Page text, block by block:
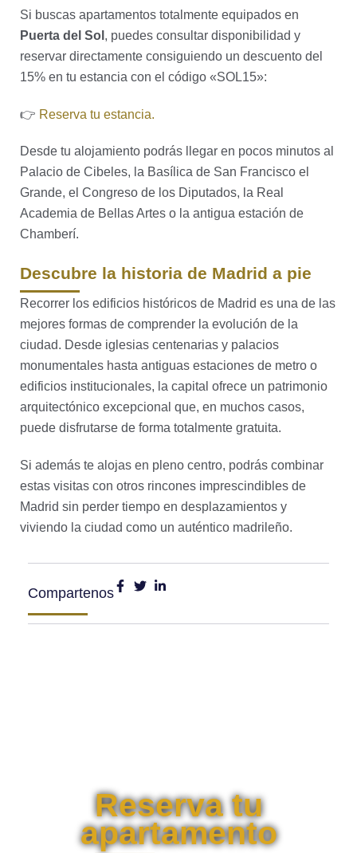
Si buscas apartamentos totalmente equipados en
Puerta del Sol , puedes consultar disponibilidad y
reservar directamente consiguiendo un descuento del
15% en tu estancia con el código «SOL15»:
👉 Reserva tu estancia.
Desde tu alojamiento podrás llegar en pocos minutos al
Palacio de Cibeles, la Basílica de San Francisco el
Grande, el Congreso de los Diputados, la Real
Academia de Bellas Artes o la antigua estación de
Chamberí.
Descubre la historia de Madrid a pie
Recorrer los edificios históricos de Madrid es una de las
mejores formas de comprender la evolución de la
ciudad. Desde iglesias centenarias y palacios
monumentales hasta antiguas estaciones de metro o
edificios institucionales, la capital ofrece un patrimonio
arquitectónico excepcional que, en muchos casos,
puede disfrutarse de forma totalmente gratuita.
Si además te alojas en pleno centro, podrás combinar
estas visitas con otros rincones imprescindibles de
Madrid sin perder tiempo en desplazamientos y
viviendo la ciudad como un auténtico madrileño.
Compartenos
Reserva tu
apartamento